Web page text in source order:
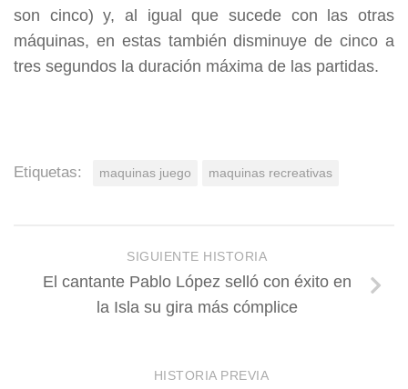
son cinco) y, al igual que sucede con las otras
máquinas, en estas también disminuye de cinco a
tres segundos la duración máxima de las partidas.
Etiquetas: maquinas juego maquinas recreativas
SIGUIENTE HISTORIA
El cantante Pablo López selló con éxito en
la Isla su gira más cómplice
HISTORIA PREVIA